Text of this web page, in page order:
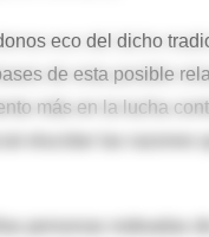
eco del dicho
de esta posible
más en la lucha
personas rodeadas